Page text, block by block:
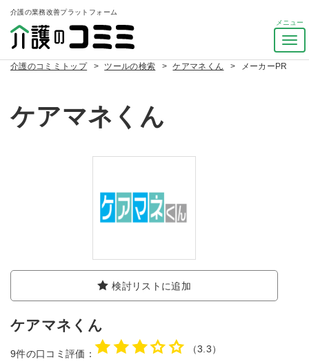
介護の業務改善プラットフォーム
ナ
ビ
介護のコミミトップ ツールの検索 ケアマネくん メーカーPR
ケアマネくん
検討リストに追加
ケアマネくん
9件の口コミ評価： 3.3